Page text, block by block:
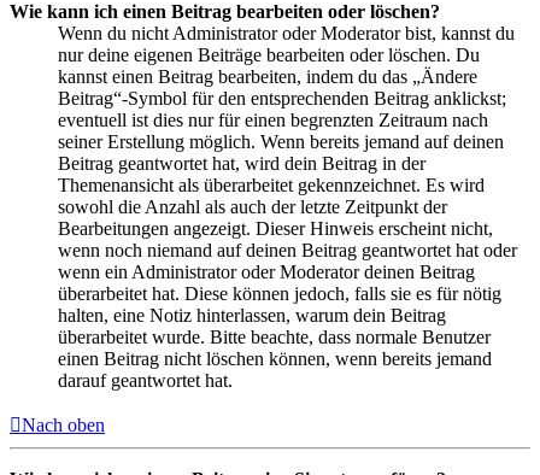
Wie kann ich einen Beitrag bearbeiten oder löschen?
Wenn du nicht Administrator oder Moderator bist, kannst du
nur deine eigenen Beiträge bearbeiten oder löschen. Du
kannst einen Beitrag bearbeiten, indem du das „Ändere
Beitrag“-Symbol für den entsprechenden Beitrag anklickst;
eventuell ist dies nur für einen begrenzten Zeitraum nach
seiner Erstellung möglich. Wenn bereits jemand auf deinen
Beitrag geantwortet hat, wird dein Beitrag in der
Themenansicht als überarbeitet gekennzeichnet. Es wird
sowohl die Anzahl als auch der letzte Zeitpunkt der
Bearbeitungen angezeigt. Dieser Hinweis erscheint nicht,
wenn noch niemand auf deinen Beitrag geantwortet hat oder
wenn ein Administrator oder Moderator deinen Beitrag
überarbeitet hat. Diese können jedoch, falls sie es für nötig
halten, eine Notiz hinterlassen, warum dein Beitrag
überarbeitet wurde. Bitte beachte, dass normale Benutzer
einen Beitrag nicht löschen können, wenn bereits jemand
darauf geantwortet hat.
Nach oben